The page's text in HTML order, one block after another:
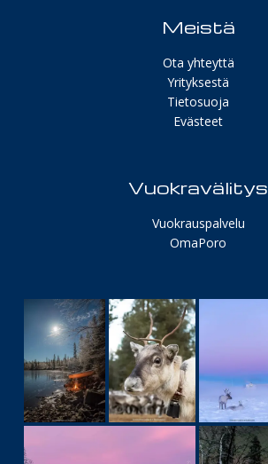
Meistä
Ota yhteyttä
Yrityksestä
Tietosuoja
Evästeet
Vuokravälitys
Vuokrauspalvelu
OmaPoro